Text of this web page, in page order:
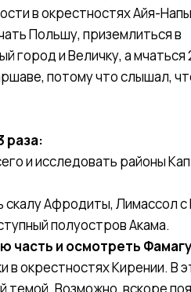
в окрестностях Айя-
Польшу, приземлиться в
город и Величку, а мчаться
потому что слышал,
раза:
и исследовать районы
скалу Афродиты, Лимассол
полуостров Акама.
часть и осмотреть
в окрестностях Кирении. В